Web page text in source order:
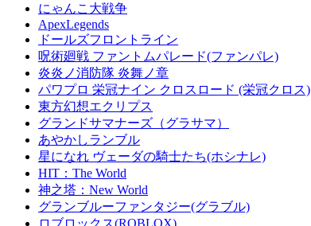
にゃんこ大戦争
ApexLegends
ドールズフロントライン
呪術廻戦 ファントムパレード(ファンパレ)
炎炎ノ消防隊 炎舞ノ章
パワプロ 栄冠ナイン クロスロード (栄冠クロス)
東方幻想エクリプス
グランドサマナーズ（グラサマ）
あやかしランブル
星になれ ヴェーダの騎士たち(ホシナレ)
HIT：The World
神之塔：New World
グランブルーファンタジー(グラブル)